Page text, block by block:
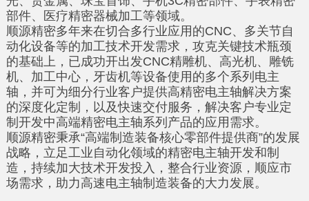
部件、医疗精密器械加工等领域。
顺源精密多年来在切合多行业应用的CNC、多关节自
动化设备等的加工技术开发需求，攻克关键技术瓶颈
的基础上，已成功开出发CNC精雕机、高光机、雕铣
机、加工中心，牙齿机等设备使用的多个系列电主
轴，并可为细分行业客户提供高精密电主轴解决方案
的深度化定制，以及快速交付服务，解决客户专业定
制开发中高端精密电主轴系列产品的应用需求。
顺源精密秉承“高端制造装备核心零部件提供商”的发展
战略，立足工业自动化领域的精密电主轴开发和制
造，持续加大技术开发投入，整合行业资源，顺应市
场需求，助力高速电主轴制造装备的大力发展。